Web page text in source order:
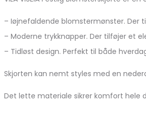
– Iøjnefaldende blomstermønster.
– Moderne trykknapper. Der tilføjer et
– Tidløst design. Perfekt til både
Skjorten kan nemt styles med en
Det lette materiale sikrer komfort hele